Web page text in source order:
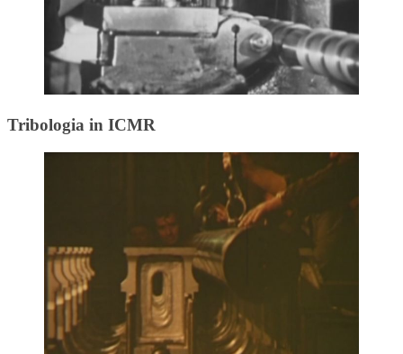
Tribologia in ICMR